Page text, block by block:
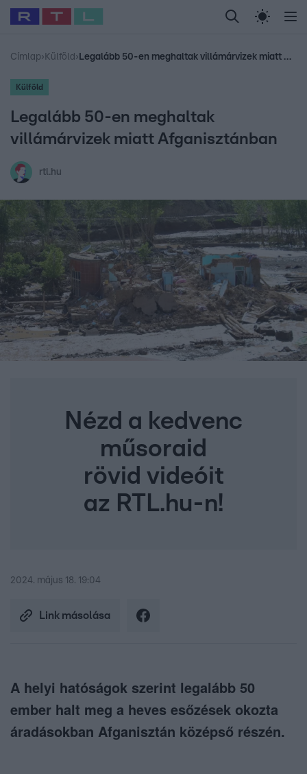
Legfrissebb RTL Híradó Randi Celeb vagyok,
Babits Marcella Most Wanted Gallusz
Címlap› Külföld › Legalább 50-en meghaltak villámárvizek miatt Afganisztánban
Külföld
Legalább 50-en meghaltak
villámárvizek miatt Afganisztánban
rtl.hu
Nézd a kedvenc
műsoraid
rövid videóit
az RTL.hu-n!
2024. május 18. 19:04
Link másolása
A helyi hatóságok szerint legalább 50
ember halt meg a heves esőzések okozta
áradásokban Afganisztán középső részén.